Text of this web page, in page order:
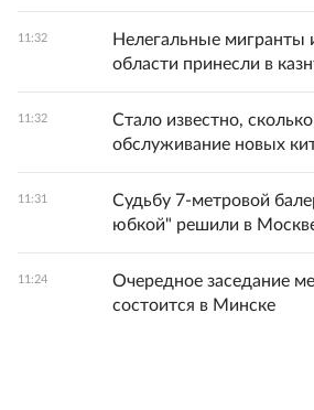
11:32
Нелегальные мигранты
области принесли в
11:32
Стало известно,
обслуживание новых
11:31
Судьбу 7-метровой
юбкой" решили в
11:24
Очередное заседание
состоится в Минске